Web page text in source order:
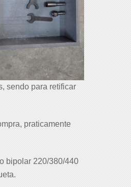
sendo para retificar
praticamente
bipolar 220/380/440